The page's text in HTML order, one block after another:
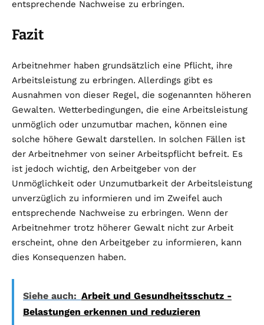
entsprechende Nachweise zu erbringen.
Fazit
Arbeitnehmer haben grundsätzlich eine Pflicht, ihre
Arbeitsleistung zu erbringen. Allerdings gibt es
Ausnahmen von dieser Regel, die sogenannten höheren
Gewalten. Wetterbedingungen, die eine Arbeitsleistung
unmöglich oder unzumutbar machen, können eine
solche höhere Gewalt darstellen. In solchen Fällen ist
der Arbeitnehmer von seiner Arbeitspflicht befreit. Es
ist jedoch wichtig, den Arbeitgeber von der
Unmöglichkeit oder Unzumutbarkeit der Arbeitsleistung
unverzüglich zu informieren und im Zweifel auch
entsprechende Nachweise zu erbringen. Wenn der
Arbeitnehmer trotz höherer Gewalt nicht zur Arbeit
erscheint, ohne den Arbeitgeber zu informieren, kann
dies Konsequenzen haben.
Siehe auch: Arbeit und Gesundheitsschutz -
Belastungen erkennen und reduzieren